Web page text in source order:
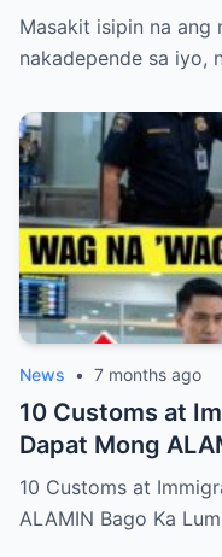
na nakikinig at
mo ang
mundo. Kung
binabaliwala ka
magalit o
paraan para
paggalang nang
anim na
paano itatayo
bilang magulang.
Masakit isipin na ang
nakadepende sa iyo,
News • 7 months ago
10 Customs at
Dapat Mong
10 Customs at
ALAMIN Bago Ka